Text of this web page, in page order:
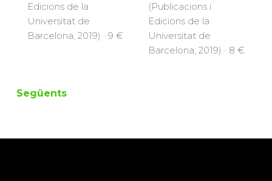
Edicions de la
Universitat de
Barcelona, 2019) · 9 €
(Publicacions i
Edicions de la
Universitat de
Barcelona, 2019) · 8 €
Següents